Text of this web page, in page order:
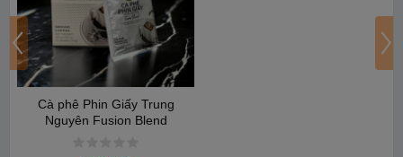
Cà phê Phin Giấy Trung
Nguyên Fusion Blend